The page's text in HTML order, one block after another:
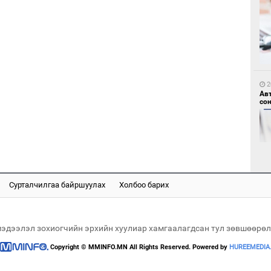
Сурталчилгаа байршуулах Холбоо барих
зохиогчийн эрхийн хуулиар хамгаалагдсан тул
Copyright © MMINFO.MN All Rights Reserved. Powered by HUREEMEDIA.